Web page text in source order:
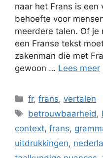
naar het Frans is een
behoefte voor
meerdere talen. Of
een Franse tekst
zakenman die met
gewoon … Lees meer
Categorieën
fr,frans,vertalen
Tags
betrouwbaarheid,
context, frans,
uitdrukkingen,